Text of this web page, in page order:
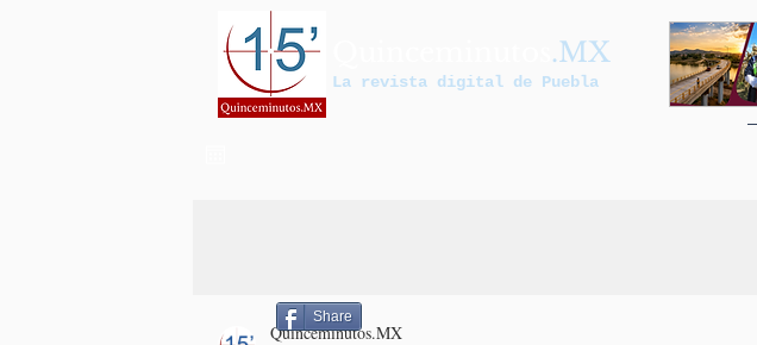
.MX
La revista digital de Puebla
Quinceminutos.MX
Share